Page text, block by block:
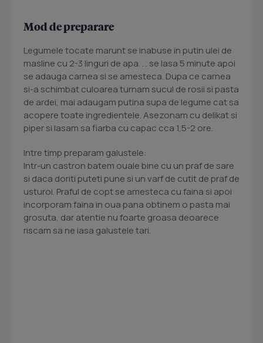
Mod de preparare
Legumele tocate marunt se inabuse in putin ulei de
masline cu 2-3 linguri de apa. . . se lasa 5 minute apoi
se adauga carnea si se amesteca. Dupa ce carnea
si-a schimbat culoarea turnam sucul de rosii si pasta
de ardei, mai adaugam putina supa de legume cat sa
acopere toate ingredientele. Asezonam cu delikat si
piper si lasam sa fiarba cu capac cca 1,5-2 ore.
Intre timp preparam galustele:
Intr-un castron batem ouale bine cu un praf de sare
si daca doriti puteti pune si un varf de cutit de praf de
usturoi. Praful de copt se amesteca cu faina si apoi
incorporam faina in oua pana obtinem o pasta mai
grosuta, dar atentie nu foarte groasa deoarece
riscam sa ne iasa galustele tari.